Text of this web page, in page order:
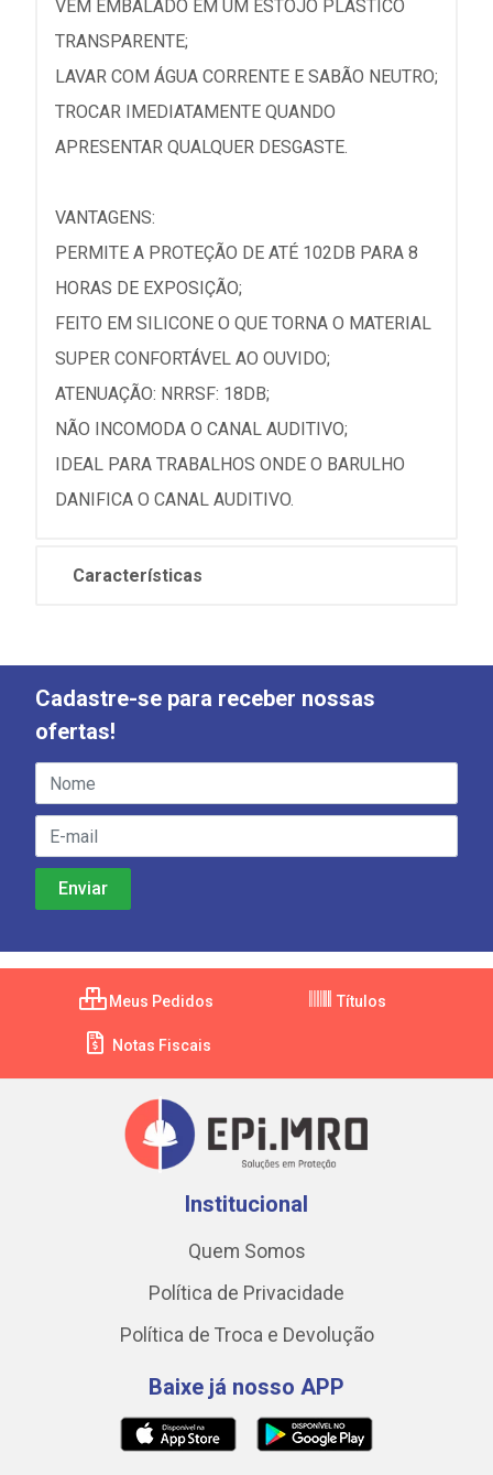
VEM EMBALADO EM UM ESTOJO PLÁSTICO
TRANSPARENTE;
LAVAR COM ÁGUA CORRENTE E SABÃO NEUTRO;
TROCAR IMEDIATAMENTE QUANDO
APRESENTAR QUALQUER DESGASTE.
VANTAGENS:
PERMITE A PROTEÇÃO DE ATÉ 102DB PARA 8
HORAS DE EXPOSIÇÃO;
FEITO EM SILICONE O QUE TORNA O MATERIAL
SUPER CONFORTÁVEL AO OUVIDO;
ATENUAÇÃO: NRRSF: 18DB;
NÃO INCOMODA O CANAL AUDITIVO;
IDEAL PARA TRABALHOS ONDE O BARULHO
DANIFICA O CANAL AUDITIVO.
Características
Cadastre-se para receber nossas
ofertas!
Meus Pedidos Títulos
Notas Fiscais
Institucional
Quem Somos
Política de Privacidade
Política de Troca e Devolução
Baixe já nosso APP